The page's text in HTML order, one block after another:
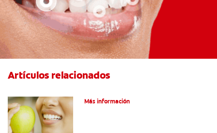
Artículos relacionados
Más información